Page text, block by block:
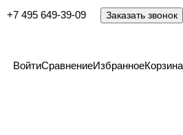
+7 495 649-39-09 Заказать звонок
ВойтиСравнениеИзбранноеКорзина